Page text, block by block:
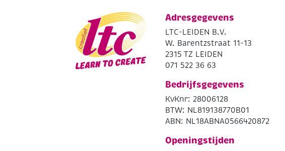
Adresgegevens
LTC-LEIDEN B.V.
W. Barentzstraat 11-13
2315 TZ LEIDEN
071 522 36 63
Bedrijfsgegevens
KvKnr: 28006128
BTW: NL819138770B01
ABN: NL18ABNA0566420872
Openingstijden